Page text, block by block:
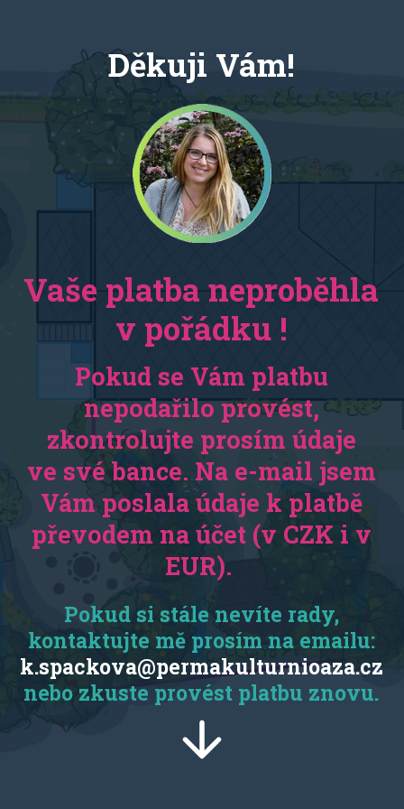
Děkuji Vám!
Vaše platba neproběhla
v pořádku !
Pokud se Vám platbu
nepodařilo provést,
zkontrolujte prosím údaje
ve své bance. Na e-mail jsem
Vám poslala údaje k platbě
převodem na účet (v CZK i v
EUR).
Pokud si stále nevíte rady,
kontaktujte mě prosím na emailu:
k.spackova@permakulturnioaza.cz
nebo zkuste provést platbu znovu.